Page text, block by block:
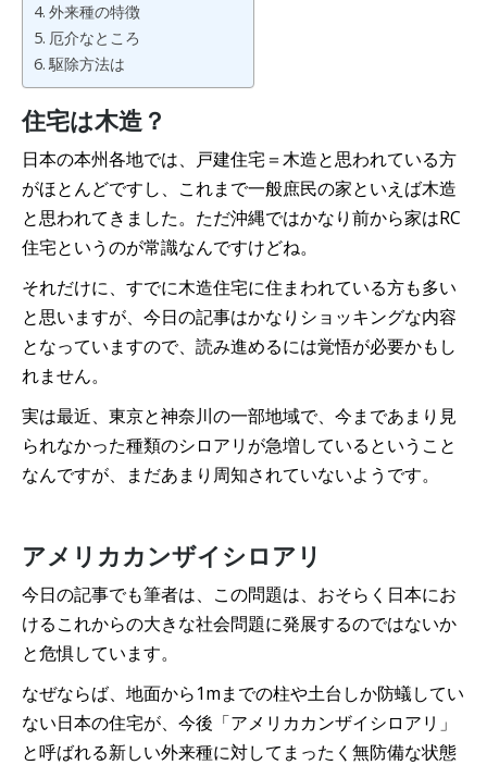
外来種の特徴
厄介なところ
駆除方法は
住宅は木造？
日本の本州各地では、戸建住宅＝木造と思われている方
がほとんどですし、これまで一般庶民の家といえば木造
と思われてきました。ただ沖縄ではかなり前から家はRC
住宅というのが常識なんですけどね。
それだけに、すでに木造住宅に住まわれている方も多い
と思いますが、今日の記事はかなりショッキングな内容
となっていますので、読み進めるには覚悟が必要かもし
れません。
実は最近、東京と神奈川の一部地域で、今まであまり見
られなかった種類のシロアリが急増しているということ
なんですが、まだあまり周知されていないようです。
アメリカカンザイシロアリ
今日の記事でも筆者は、この問題は、おそらく日本にお
けるこれからの大きな社会問題に発展するのではないか
と危惧しています。
なぜならば、地面から1mまでの柱や土台しか防蟻してい
ない日本の住宅が、今後「アメリカカンザイシロアリ」
と呼ばれる新しい外来種に対してまったく無防備な状態